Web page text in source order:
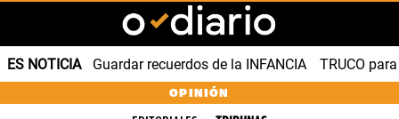
ES NOTICIA Guardar recuerdos de la INFANCIA TRUCO
OPINIÓN